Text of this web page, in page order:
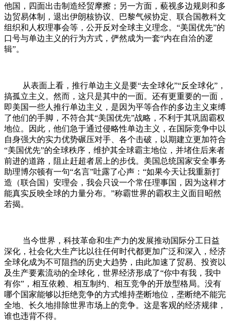
他国，四面出击制造经贸摩擦；另一方面，藐视多边规则和多
边贸易体制，退出伊朗核协议、巴黎气候协定、联合国教科文
组织和人权理事会等，公开反对全球主义理念。“美国优先”的
口号与单边主义的行为方式，俨然成为一套“内在自洽的逻
辑”。
从表面上看，推行单边主义是要“去全球化”“反全球化”，
搞孤立主义。然而，这只是其中的一面。还有更重要的一面，
即美国一些人推行单边主义，是因为平等合作的多边主义束缚
了他们的手脚，不符合其“美国优先”战略，不利于其巩固霸权
地位。因此，他们急于通过侵略性单边主义，在国际竞争中以
自身强大的实力优势碾压对手、各个击破，以期建立更加符合
“美国优先”的全球秩序，维护其全球霸主地位，并堵住后来者
前进的道路，阻止赶超者居上的步伐。美国总统国家安全事务
助理博尔顿有一句“名言”吐露了心声：“如果今天让我重新打
造（联合国）安理会，我会只设一个常任理事国，因为这样才
能真实反映全球的力量分布。”称霸世界的霸权主义面目昭然
若揭。
当今世界，科技革命和生产力的发展推动国际分工日益
深化，社会化大生产比以往任何时代都更加广泛和深入，经济
全球化成为不可阻挡的历史大趋势，由此加速了贸易、投资以
及生产要素流动的全球化，世界经济形成了“你中有我，我中
有你”，相互依赖、相互制约、相互竞争的开放型格局。没有
哪个国家能够以拒绝竞争的方式维持垄断地位，垄断绝不能完
全地、长久地排除世界市场上的竞争。这是客观的经济规律，
谁也违背不得。